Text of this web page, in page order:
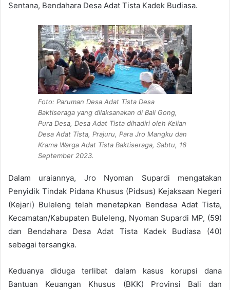
Sentana, Bendahara Desa Adat Tista Kadek Budiasa.
Foto: Paruman Desa Adat Tista Desa
Baktiseraga yang dilaksanakan di Bali Gong,
Pura Desa, Desa Adat Tista dihadiri oleh Kelian
Desa Adat Tista, Prajuru, Para Jro Mangku dan
Krama Warga Adat Tista Baktiseraga, Sabtu, 16
September 2023.
Dalam uraiannya, Jro Nyoman Supardi mengatakan
Penyidik Tindak Pidana Khusus (Pidsus) Kejaksaan Negeri
(Kejari) Buleleng telah menetapkan Bendesa Adat Tista,
Kecamatan/Kabupaten Buleleng, Nyoman Supardi MP, (59)
dan Bendahara Desa Adat Tista Kadek Budiasa (40)
sebagai tersangka.
Keduanya diduga terlibat dalam kasus korupsi dana
Bantuan Keuangan Khusus (BKK) Provinsi Bali dan